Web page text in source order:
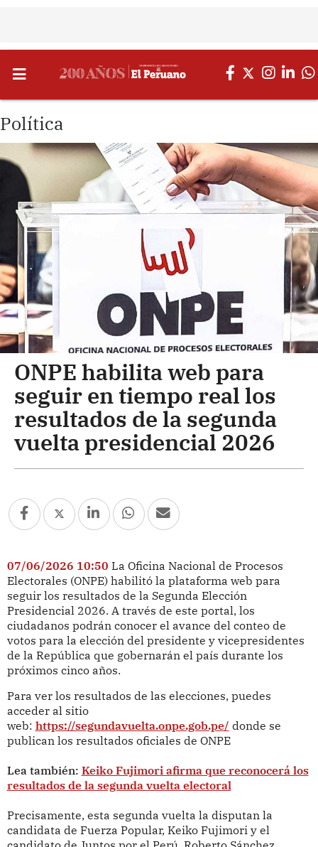
Política
ONPE habilita web para
seguir en tiempo real los
resultados de la segunda
vuelta presidencial 2026
07/06/2026 10:50 La Oficina Nacional de Procesos
Electorales (ONPE) habilitó la plataforma web para
seguir los resultados de la Segunda Elección
Presidencial 2026. A través de este portal, los
ciudadanos podrán conocer el avance del conteo de
votos para la elección del presidente y vicepresidentes
de la República que gobernarán el país durante los
próximos cinco años.
Para ver los resultados de las elecciones, puedes
acceder al sitio
web: https://segundavuelta.onpe.gob.pe/ donde se
publican los resultados oficiales de ONPE
Lea también: Keiko Fujimori afirma que reconocerá los
resultados de la segunda vuelta electoral
Precisamente, esta segunda vuelta la disputan la
candidata de Fuerza Popular, Keiko Fujimori y el